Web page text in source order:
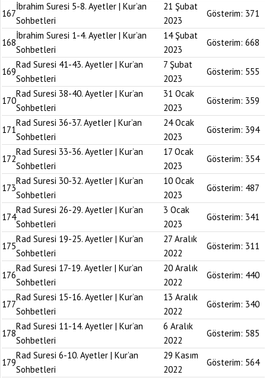
167
İbrahim Suresi 5-8. Ayetler | Kur’an
Sohbetleri
21 Şubat
2023
Gösterim: 371
168
İbrahim Suresi 1-4. Ayetler | Kur’an
Sohbetleri
14 Şubat
2023
Gösterim: 668
169
Rad Suresi 41-43. Ayetler | Kur’an
Sohbetleri
7 Şubat
2023
Gösterim: 555
170
Rad Suresi 38-40. Ayetler | Kur’an
Sohbetleri
31 Ocak
2023
Gösterim: 359
171
Rad Suresi 36-37. Ayetler | Kur’an
Sohbetleri
24 Ocak
2023
Gösterim: 394
172
Rad Suresi 33-36. Ayetler | Kur’an
Sohbetleri
17 Ocak
2023
Gösterim: 354
173
Rad Suresi 30-32. Ayetler | Kur’an
Sohbetleri
10 Ocak
2023
Gösterim: 487
174
Rad Suresi 26-29. Ayetler | Kur’an
Sohbetleri
3 Ocak
2023
Gösterim: 341
175
Rad Suresi 19-25. Ayetler | Kur’an
Sohbetleri
27 Aralık
2022
Gösterim: 311
176
Rad Suresi 17-19. Ayetler | Kur’an
Sohbetleri
20 Aralık
2022
Gösterim: 440
177
Rad Suresi 15-16. Ayetler | Kur’an
Sohbetleri
13 Aralık
2022
Gösterim: 340
178
Rad Suresi 11-14. Ayetler | Kur’an
Sohbetleri
6 Aralık
2022
Gösterim: 585
179
Rad Suresi 6-10. Ayetler | Kur’an
Sohbetleri
29 Kasım
2022
Gösterim: 564